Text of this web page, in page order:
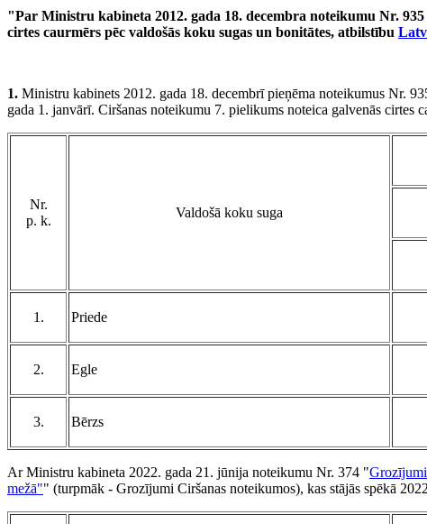
"Par Ministru kabineta 2012. gada 18. decembra noteikumu Nr.
cirtes caurmērs pēc valdošās koku sugas un bonitātes, atbilstību
1. Ministru kabinets 2012. gada 18. decembrī pieņēma noteikumus Nr.
gada 1. janvārī. Ciršanas noteikumu 7. pielikums noteica galvenās cirtes
Nr.
p. k.
Valdošā koku suga
1. Priede
2. Egle
3. Bērzs
Ar Ministru kabineta 2022. gada 21. jūnija noteikumu Nr. 374 "
mežā"" (turpmāk - Grozījumi Ciršanas noteikumos), kas stājās spēkā